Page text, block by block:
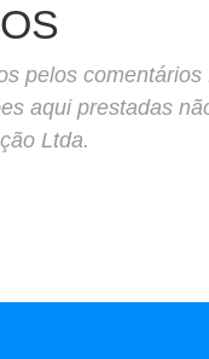
pelos
aqui prestadas
Ltda.